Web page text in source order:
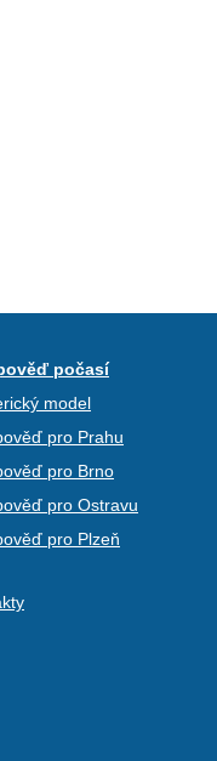
počasí
model
pro Prahu
pro Brno
pro Ostravu
pro Plzeň